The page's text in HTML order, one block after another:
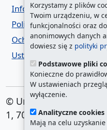
Korzystamy z plików
Twoim urządzeniu, w
funkcjonalności oraz
anonimowych danych
dowiesz się z polityki
Podstawowe pliki
Konieczne do
W ustawieniach
wyłączenie.
Analityczne cookies
Mają na celu
Informacja o urzędzie w
Polityka prywatności
Ochrona danych
Ustawienia cookies
© Urząd Miasta
1, 70-456 Szczecin